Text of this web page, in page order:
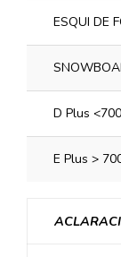
ESQUI DE
D Plus
E Plus >